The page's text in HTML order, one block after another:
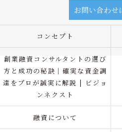
お問い合わせ
コンセプト
創業融資コンサルタントの選び
方と成功の秘訣｜確実な資金調
達をプロが誠実に解説 | ビジョ
ンネクスト
融資について